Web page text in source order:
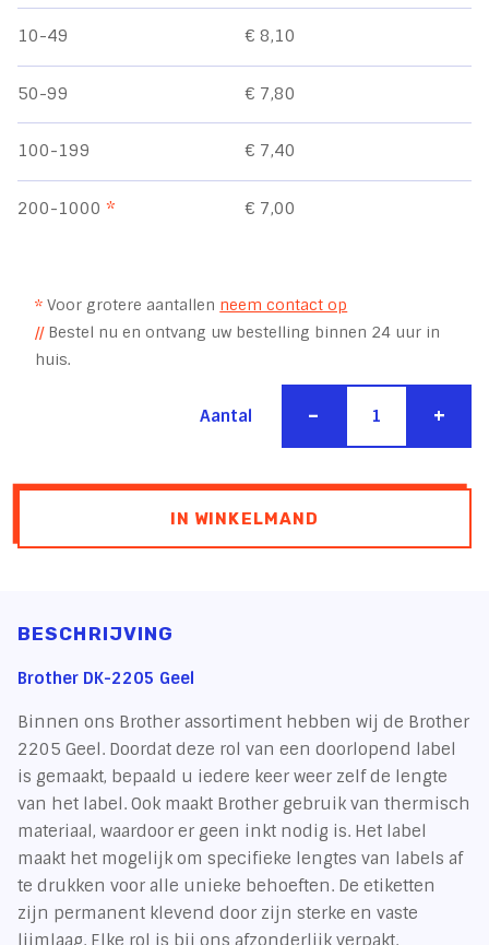
10-49 € 8,10
50-99 € 7,80
100-199 € 7,40
200-1000* € 7,00
* Voor grotere aantallen neem contact op
//Bestel nu en ontvang uw bestelling binnen 24 uur in
huis.
Aantal - +
IN WINKELMAND
BESCHRIJVING
Brother DK-2205 Geel
Binnen ons Brother assortiment hebben wij de Brother
2205 Geel. Doordat deze rol van een doorlopend label
is gemaakt, bepaald u iedere keer weer zelf de lengte
van het label. Ook maakt Brother gebruik van thermisch
materiaal, waardoor er geen inkt nodig is. Het label
maakt het mogelijk om specifieke lengtes van labels af
te drukken voor alle unieke behoeften. De etiketten
zijn permanent klevend door zijn sterke en vaste
lijmlaag. Elke rol is bij ons afzonderlijk verpakt.